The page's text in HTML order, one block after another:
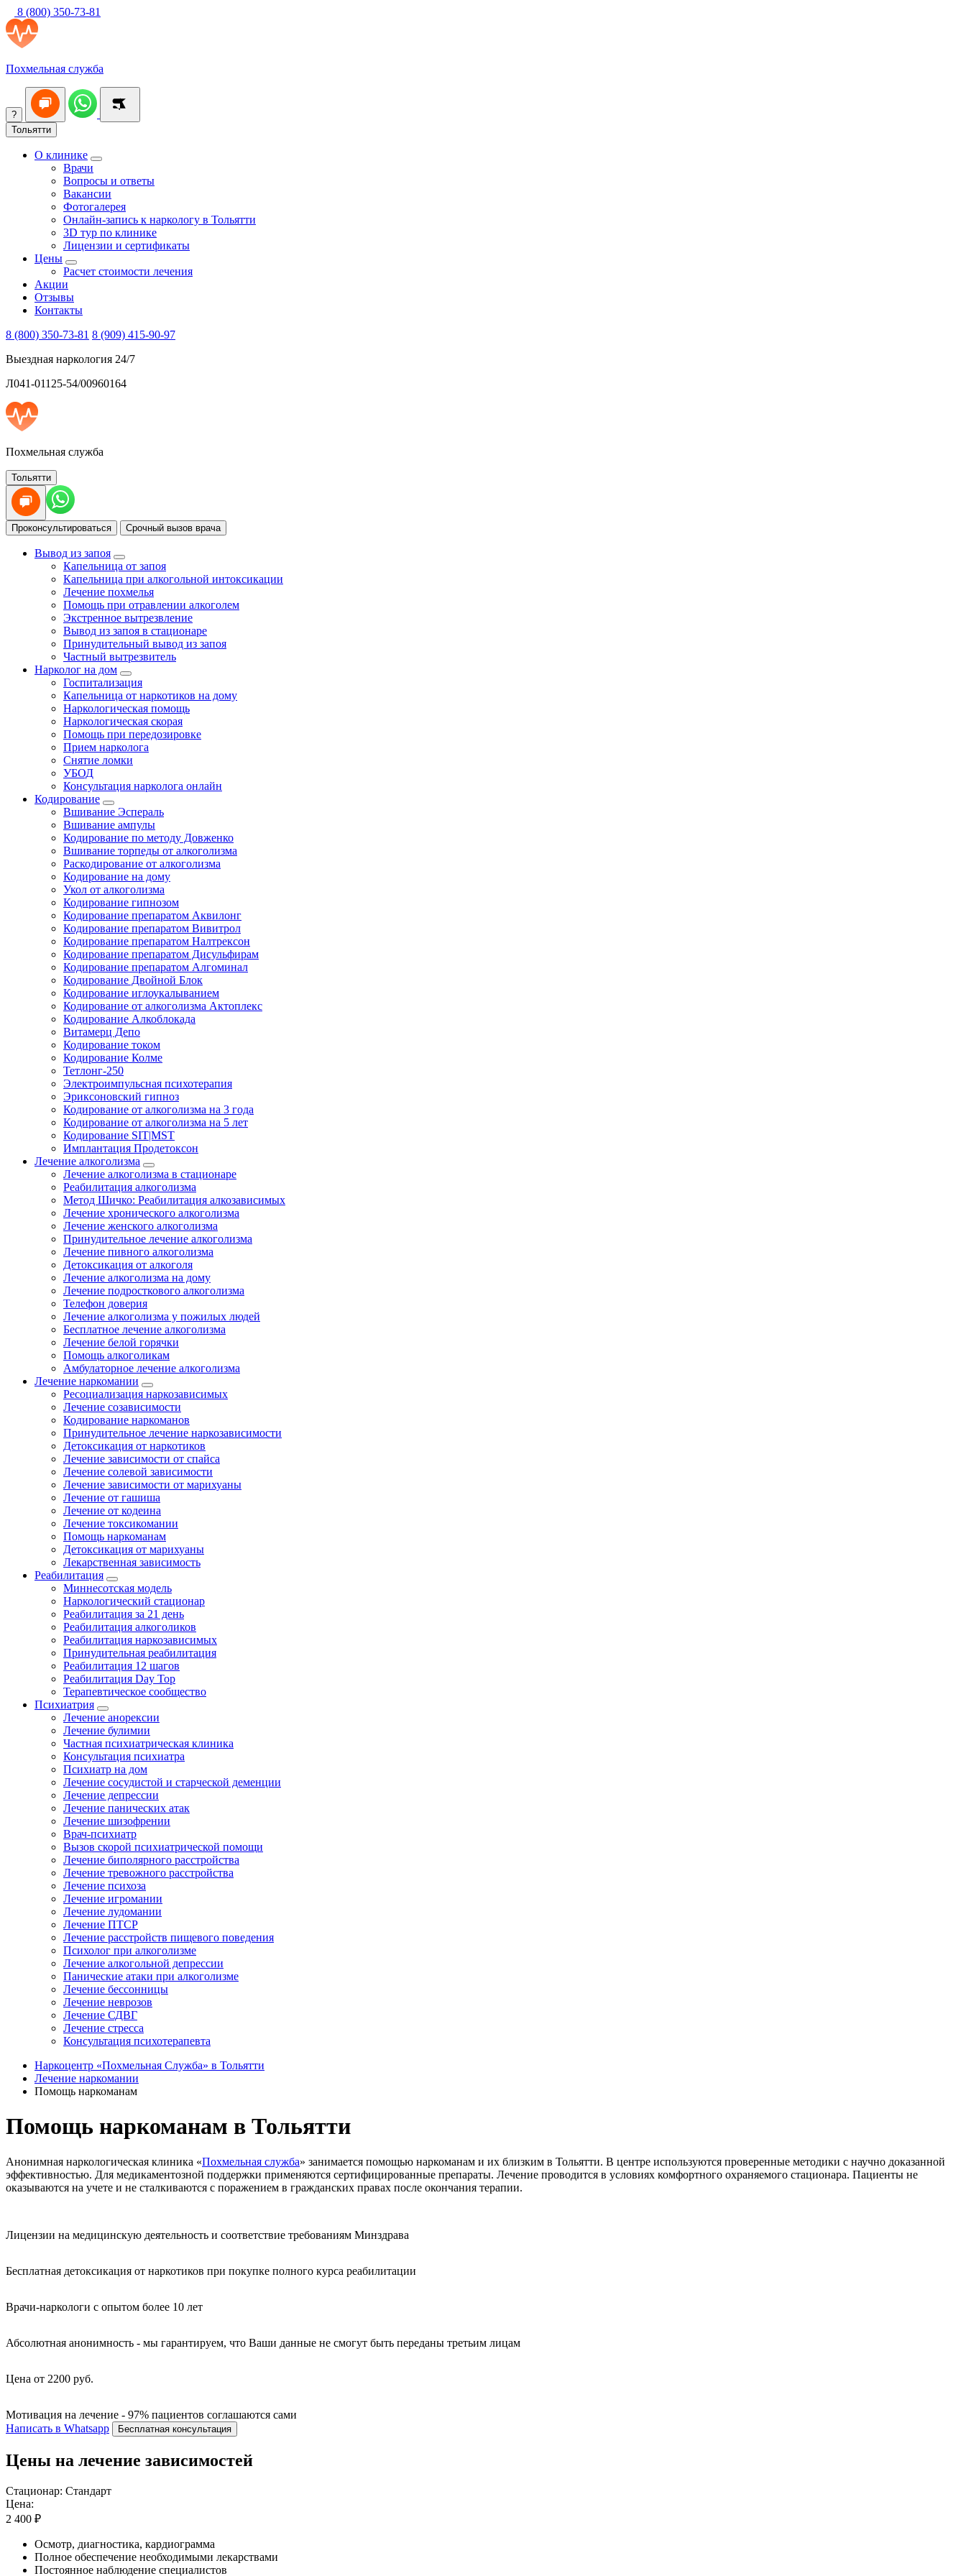
8 (800) 350-73-81
Похмельная служба
?
Тольятти
О клинике
Врачи
Вопросы и ответы
Вакансии
Фотогалерея
Онлайн-запись к наркологу в Тольятти
3D тур по клинике
Лицензии и сертификаты
Цены
Расчет стоимости лечения
Акции
Отзывы
Контакты
8 (800) 350-73-81 8 (909) 415-90-97
Выездная наркология 24/7
Л041-01125-54/00960164
Похмельная служба
Тольятти
Проконсультироваться Срочный вызов врача
Вывод из запоя
Капельница от запоя
Капельница при алкогольной интоксикации
Лечение похмелья
Помощь при отравлении алкоголем
Экстренное вытрезвление
Вывод из запоя в стационаре
Принудительный вывод из запоя
Частный вытрезвитель
Нарколог на дом
Госпитализация
Капельница от наркотиков на дому
Наркологическая помощь
Наркологическая скорая
Помощь при передозировке
Прием нарколога
Снятие ломки
УБОД
Консультация нарколога онлайн
Кодирование
Вшивание Эспераль
Вшивание ампулы
Кодирование по методу Довженко
Вшивание торпеды от алкоголизма
Раскодирование от алкоголизма
Кодирование на дому
Укол от алкоголизма
Кодирование гипнозом
Кодирование препаратом Аквилонг
Кодирование препаратом Вивитрол
Кодирование препаратом Налтрексон
Кодирование препаратом Дисульфирам
Кодирование препаратом Алгоминал
Кодирование Двойной Блок
Кодирование иглоукалыванием
Кодирование от алкоголизма Актоплекс
Кодирование Алкоблокада
Витамерц Депо
Кодирование током
Кодирование Колме
Тетлонг-250
Электроимпульсная психотерапия
Эриксоновский гипноз
Кодирование от алкоголизма на 3 года
Кодирование от алкоголизма на 5 лет
Кодирование SIT|MST
Имплантация Продетоксон
Лечение алкоголизма
Лечение алкоголизма в стационаре
Реабилитация алкоголизма
Метод Шичко: Реабилитация алкозависимых
Лечение хронического алкоголизма
Лечение женского алкоголизма
Принудительное лечение алкоголизма
Лечение пивного алкоголизма
Детоксикация от алкоголя
Лечение алкоголизма на дому
Лечение подросткового алкоголизма
Телефон доверия
Лечение алкоголизма у пожилых людей
Бесплатное лечение алкоголизма
Лечение белой горячки
Помощь алкоголикам
Амбулаторное лечение алкоголизма
Лечение наркомании
Ресоциализация наркозависимых
Лечение созависимости
Кодирование наркоманов
Принудительное лечение наркозависимости
Детоксикация от наркотиков
Лечение зависимости от спайса
Лечение солевой зависимости
Лечение зависимости от марихуаны
Лечение от гашиша
Лечение от кодеина
Лечение токсикомании
Помощь наркоманам
Детоксикация от марихуаны
Лекарственная зависимость
Реабилитация
Миннесотская модель
Наркологический стационар
Реабилитация за 21 день
Реабилитация алкоголиков
Реабилитация наркозависимых
Принудительная реабилитация
Реабилитация 12 шагов
Реабилитация Day Top
Терапевтическое сообщество
Психиатрия
Лечение анорексии
Лечение булимии
Частная психиатрическая клиника
Консультация психиатра
Психиатр на дом
Лечение сосудистой и старческой деменции
Лечение депрессии
Лечение панических атак
Лечение шизофрении
Врач-психиатр
Вызов скорой психиатрической помощи
Лечение биполярного расстройства
Лечение тревожного расстройства
Лечение психоза
Лечение игромании
Лечение лудомании
Лечение ПТСР
Лечение расстройств пищевого поведения
Психолог при алкоголизме
Лечение алкогольной депрессии
Панические атаки при алкоголизме
Лечение бессонницы
Лечение неврозов
Лечение СДВГ
Лечение стресса
Консультация психотерапевта
Наркоцентр «Похмельная Служба» в Тольятти
Лечение наркомании
Помощь наркоманам
Помощь наркоманам в Тольятти
Анонимная наркологическая клиника «Похмельная служба» занимается помощью наркоманам и их близким в Тольятти. В центре используются проверенные методики с научно доказанной
эффективностью. Для медикаментозной поддержки применяются сертифицированные препараты. Лечение проводится в условиях комфортного охраняемого стационара. Пациенты не
оказываются на учете и не сталкиваются с поражением в гражданских правах после окончания терапии.
Лицензии на медицинскую деятельность и соответствие требованиям Минздрава
Бесплатная детоксикация от наркотиков при покупке полного курса реабилитации
Врачи-наркологи с опытом более 10 лет
Абсолютная анонимность - мы гарантируем, что Ваши данные не смогут быть переданы третьим лицам
Цена от 2200 руб.
Мотивация на лечение - 97% пациентов соглашаются сами
Написать в Whatsapp
Бесплатная консультация
Цены на лечение зависимостей
Стационар: Стандарт
Цена:
2 400 ₽
Осмотр, диагностика, кардиограмма
Полное обеспечение необходимыми лекарствами
Постоянное наблюдение специалистов